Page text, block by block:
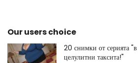
Our users choice
20 снимки от серията
целулитни таксита!"